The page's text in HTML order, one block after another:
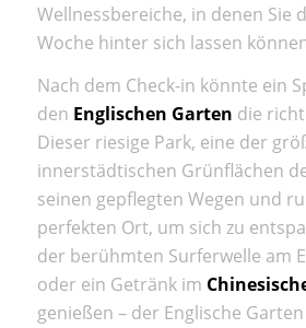
Wellnessbereiche, in denen Sie
Woche hinter sich lassen
Nach dem Check-in könnte ein
den Englischen Garten die
Dieser riesige Park, eine der
innerstädtischen Grünflächen
seinen gepflegten Wegen und
perfekten Ort, um sich zu
der berühmten Surferwelle am
oder ein Getränk im
genießen – der Englische